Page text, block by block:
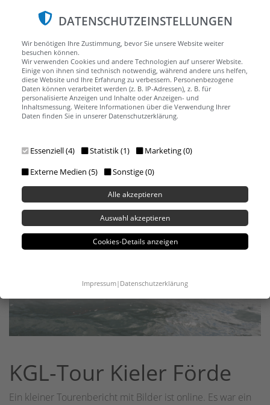
KGL-Tour Kieler Förde
Ein kleiner Tourenbericht mit Bilder ist online. Es war ein
DATENSCHUTZEINSTELLUNGEN
Wir benötigen Ihre Zustimmung, bevor Sie unsere Website weiter
besuchen können.
Wir verwenden Cookies und andere Technologien auf unserer Website.
Einige von ihnen sind technisch notwendig, während andere uns helfen,
diese Website und Ihre Erfahrung zu verbessern. Personenbezogene
Daten können verarbeitet werden (z. B. IP-Adressen), z. B. für
personalisierte Anzeigen und Inhalte oder Anzeigen- und
Inhaltsmessung. Weitere Informationen über die Verwendung Ihrer
Daten finden Sie in unserer Datenschutzerklärung.
Essenziell (4) Statistik (1)
Marketing (0)
Externe Medien (5)
Sonstige (0)
Alle akzeptieren
Auswahl akzeptieren
Cookies-Details anzeigen
Impressum| Datenschutzerklärung